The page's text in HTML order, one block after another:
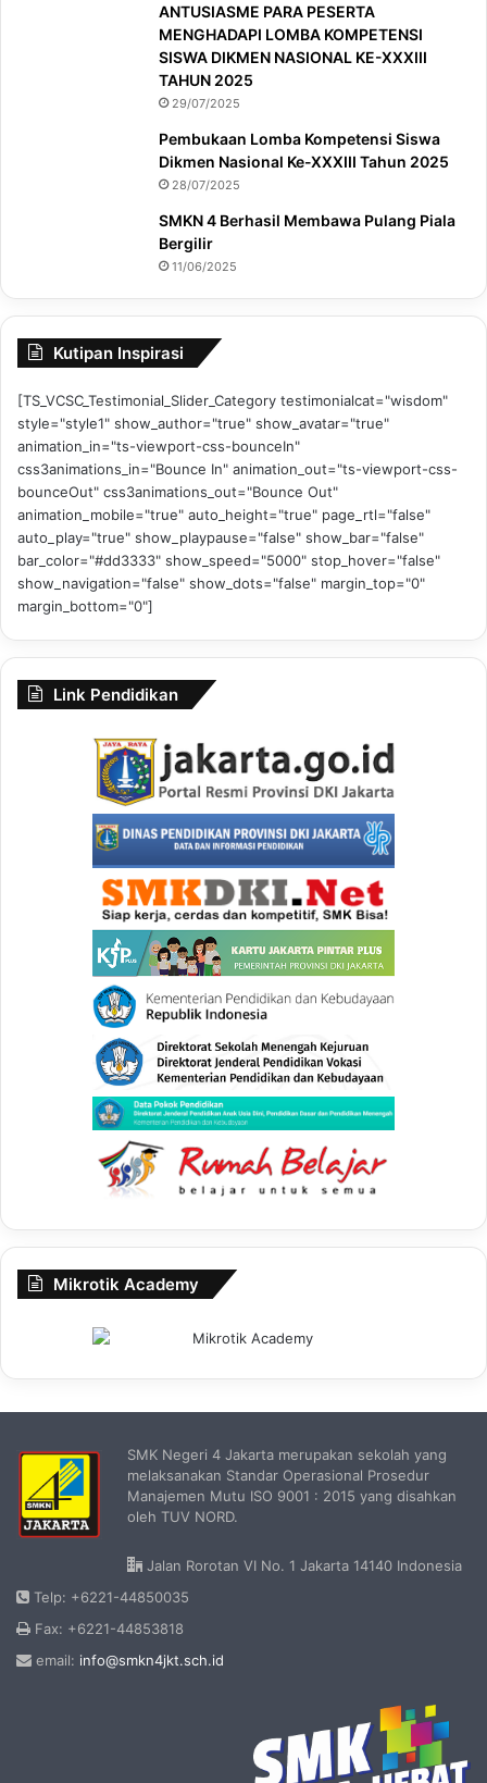
ANTUSIASME PARA PESERTA
MENGHADAPI LOMBA KOMPETENSI
SISWA DIKMEN NASIONAL KE-XXXIII
TAHUN 2025
29/07/2025
Pembukaan Lomba Kompetensi Siswa
Dikmen Nasional Ke-XXXIII Tahun 2025
28/07/2025
SMKN 4 Berhasil Membawa Pulang Piala
Bergilir
11/06/2025
Kutipan Inspirasi
[TS_VCSC_Testimonial_Slider_Category testimonialcat="wisdom"
style="style1" show_author="true" show_avatar="true"
animation_in="ts-viewport-css-bounceIn"
css3animations_in="Bounce In" animation_out="ts-viewport-css-
bounceOut" css3animations_out="Bounce Out"
animation_mobile="true" auto_height="true" page_rtl="false"
auto_play="true" show_playpause="false" show_bar="false"
bar_color="#dd3333" show_speed="5000" stop_hover="false"
show_navigation="false" show_dots="false" margin_top="0"
margin_bottom="0"]
Link Pendidikan
Mikrotik Academy
SMK Negeri 4 Jakarta merupakan sekolah yang
melaksanakan Standar Operasional Prosedur
Manajemen Mutu ISO 9001 : 2015 yang disahkan
oleh TUV NORD.
Jalan Rorotan VI No. 1 Jakarta 14140 Indonesia
Telp: +6221-44850035
Fax: +6221-44853818
email: info@smkn4jkt.sch.id